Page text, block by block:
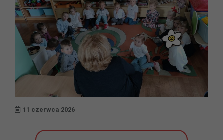
11 czerwca 2026